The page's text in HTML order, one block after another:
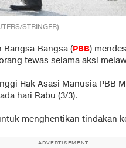
STRINGER)
Bangsa-Bangsa (PBB)
tewas selama aksi
Hak Asasi Manusia PBB
hari Rabu (3/3).
menghentikan tindakan
ADVERTISEMENT